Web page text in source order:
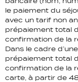
le paiement du
avec un tarif non
prépaiement total
confirmation de la
Dans le cadre
prépaiement total
confirmation de la
carte, à partir de